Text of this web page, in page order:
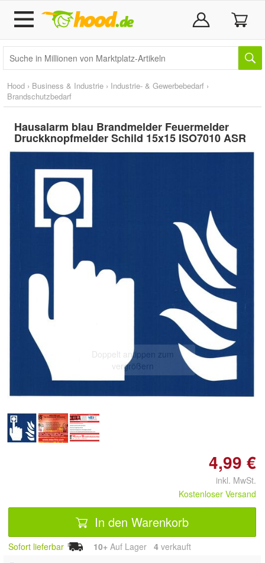
Hood › Business & Industrie › Industrie- & Gewerbebedarf ›
Brandschutzbedarf
Hausalarm blau Brandmelder Feuermelder
Druckknopfmelder Schild 15x15 ISO7010 ASR
Doppelt antippen zum
vergrößern
4,99 €
inkl. MwSt.
Kostenloser Versand
In den Warenkorb
Sofort lieferbar 10+ Auf Lager 4 verkauft